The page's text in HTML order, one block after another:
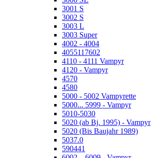
3001 S
3002 S
3003 L
3003 Super
4002 - 4004
4055117602
4110 - 4111 Vampyr
4120 - Vampyr
4570
4580
5000 - 5002 Vampyrette
5000... 5999 - Vampyr
5010-5030
5020 (ab Bj. 1995) - Vampyr
5020 (Bis Baujahr 1989)
5037.0
590441